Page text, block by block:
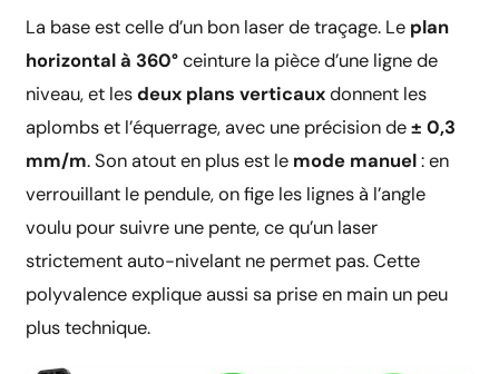
La base est celle d’un bon laser de traçage. Le plan
horizontal à 360°ceinture la pièce d’une ligne de
niveau, et lesdeux plans verticauxdonnent les
aplombs et l’équerrage, avec une précision de± 0,3
mm/m. Son atout en plus est le mode manuel: en
verrouillant le pendule, on fige les lignes à l’angle
voulu pour suivre une pente, ce qu’un laser
strictement auto-nivelant ne permet pas. Cette
polyvalence explique aussi sa prise en main un peu
plus technique.